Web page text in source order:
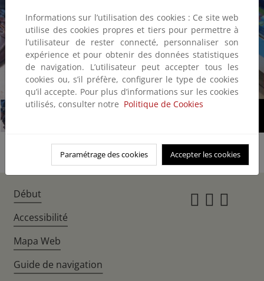
1/1
Informations sur l’utilisation des cookies : Ce site web
utilise des cookies propres et tiers pour permettre à
l’utilisateur de rester connecté, personnaliser son
expérience et pour obtenir des données statistiques
de navigation. L’utilisateur peut accepter tous les
cookies ou, s’il préfère, configurer le type de cookies
qu’il accepte. Pour plus d’informations sur les cookies
utilisés, consulter notre Politique de Cookies
Paramétrage des cookies Accepter les cookies
Début
Accessibilité
Mapa Web
Guide de navigation